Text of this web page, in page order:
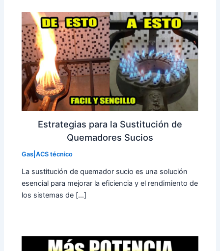
Estrategias para la Sustitución de
Quemadores Sucios
Gas|ACS técnico
La sustitución de quemador sucio es una solución
esencial para mejorar la eficiencia y el rendimiento de
los sistemas de […]